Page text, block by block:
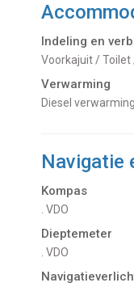
Indeling en
Voorkajuit /
Verwarming
Diesel
Navigatie
Kompas
. VDO
Dieptemeter
. VDO